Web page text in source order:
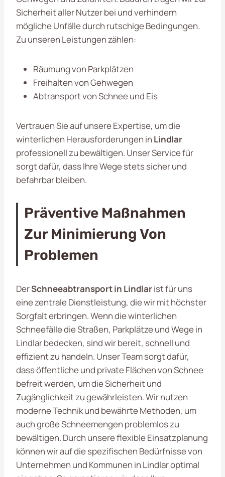
Sicherheit aller Nutzer bei und verhindern
mögliche Unfälle durch rutschige Bedingungen.
Zu unseren Leistungen zählen:
Räumung von Parkplätzen
Freihalten von Gehwegen
Abtransport von Schnee und Eis
Vertrauen Sie auf unsere Expertise, um die
winterlichen Herausforderungen in Lindlar
professionell zu bewältigen. Unser Service für
sorgt dafür, dass Ihre Wege stets sicher und
befahrbar bleiben.
Präventive Maßnahmen
Zur Minimierung Von
Problemen
DerSchneeabtransport in Lindlarist für uns
eine zentrale Dienstleistung, die wir mit höchster
Sorgfalt erbringen. Wenn die winterlichen
Schneefälle die Straßen, Parkplätze und Wege in
Lindlar bedecken, sind wir bereit, schnell und
effizient zu handeln. Unser Team sorgt dafür,
dass öffentliche und private Flächen von Schnee
befreit werden, um die Sicherheit und
Zugänglichkeit zu gewährleisten. Wir nutzen
moderne Technik und bewährte Methoden, um
auch große Schneemengen problemlos zu
bewältigen. Durch unsere flexible Einsatzplanung
können wir auf die spezifischen Bedürfnisse von
Unternehmen und Kommunen in Lindlar optimal